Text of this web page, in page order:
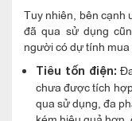
Tuy nhiên, bên cạnh
đã qua sử dụng
người có dự tính mua
Tiêu tốn điện:
chưa được tích
qua sử dụng, đa
kém hiệu quả hơn,